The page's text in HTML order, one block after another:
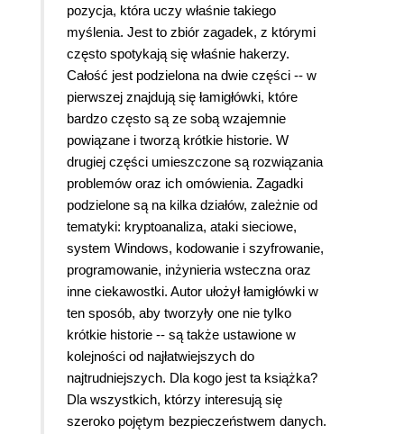
pozycja, która uczy właśnie takiego
myślenia. Jest to zbiór zagadek, z którymi
często spotykają się właśnie hakerzy.
Całość jest podzielona na dwie części -- w
pierwszej znajdują się łamigłówki, które
bardzo często są ze sobą wzajemnie
powiązane i tworzą krótkie historie. W
drugiej części umieszczone są rozwiązania
problemów oraz ich omówienia. Zagadki
podzielone są na kilka działów, zależnie od
tematyki: kryptoanaliza, ataki sieciowe,
system Windows, kodowanie i szyfrowanie,
programowanie, inżynieria wsteczna oraz
inne ciekawostki. Autor ułożył łamigłówki w
ten sposób, aby tworzyły one nie tylko
krótkie historie -- są także ustawione w
kolejności od najłatwiejszych do
najtrudniejszych. Dla kogo jest ta książka?
Dla wszystkich, którzy interesują się
szeroko pojętym bezpieczeństwem danych.